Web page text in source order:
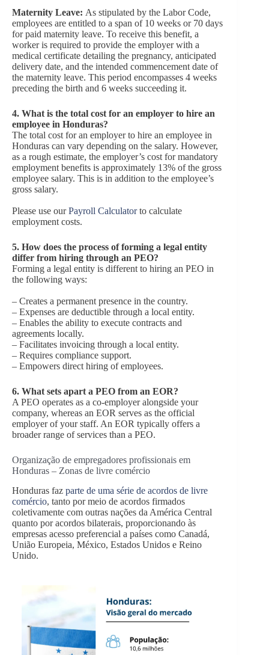
Maternity Leave: As stipulated by the Labor Code,
employees are entitled to a span of 10 weeks or 70 days
for paid maternity leave. To receive this benefit, a
worker is required to provide the employer with a
medical certificate detailing the pregnancy, anticipated
delivery date, and the intended commencement date of
the maternity leave. This period encompasses 4 weeks
preceding the birth and 6 weeks succeeding it.
4. What is the total cost for an employer to hire an
employee in Honduras?
The total cost for an employer to hire an employee in
Honduras can vary depending on the salary. However,
as a rough estimate, the employer’s cost for mandatory
employment benefits is approximately 13% of the gross
employee salary. This is in addition to the employee’s
gross salary.
Please use ourPayroll Calculatorto calculate
employment costs.
5. How does the process of forming a legal entity
differ from hiring through an PEO?
Forming a legal entity is different to hiring an PEO in
the following ways:
– Creates a permanent presence in the country.
– Expenses are deductible through a local entity.
– Enables the ability to execute contracts and
agreements locally.
– Facilitates invoicing through a local entity.
– Requires compliance support.
– Empowers direct hiring of employees.
6. What sets apart a PEO from an EOR?
A PEO operates as a co-employer alongside your
company, whereas an EOR serves as the official
employer of your staff. An EOR typically offers a
broader range of services than a PEO.
Organização de empregadores profissionais em
Honduras – Zonas de livre comércio
Honduras faz parte de uma série de acordos de livre
comércio, tanto por meio de acordos firmados
coletivamente com outras nações da América Central
quanto por acordos bilaterais, proporcionando às
empresas acesso preferencial a países como Canadá,
União Europeia, México, Estados Unidos e Reino
Unido.